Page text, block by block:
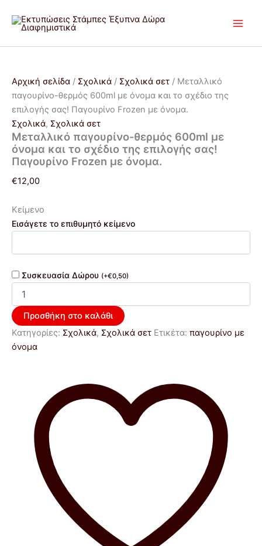
στο
περιεχόμενο
Αρχική σελίδα / Σχολικά / Σχολικά σετ / Μεταλλικό
παγουρίνο-θερμός 600ml με όνομα και το σχέδιο της
επιλογής σας! Παγουρίνο Frozen με όνομα.
Σχολικά, Σχολικά σετ
Μεταλλικό παγουρίνο-θερμός 600ml με
όνομα και το σχέδιο της επιλογής σας!
Παγουρίνο Frozen με όνομα.
€12,00
Κείμενο
Εισάγετε το επιθυμητό κείμενο
Συσκευασία Δώρου (+€0,50)
παγουρίνο-
θερμός
το
σχέδιο
της
επιλογής
σας!
Παγουρίνο
Frozen
όνομα.
Προσθήκη στο καλάθι
Κατηγορίες: Σχολικά, Σχολικά σετ Ετικέτα: παγουρίνο με
όνομα
Προσφορά!
Προσφορά!
price
was:
€24,00.
τρέχουσα
είναι: